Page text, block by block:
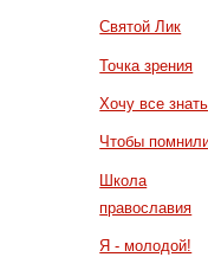
Святой Лик
Точка зрения
Хочу все знать
Чтобы
Школа
православия
Я - молодой!